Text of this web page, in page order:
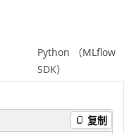
Python （MLflow
SDK）
复制